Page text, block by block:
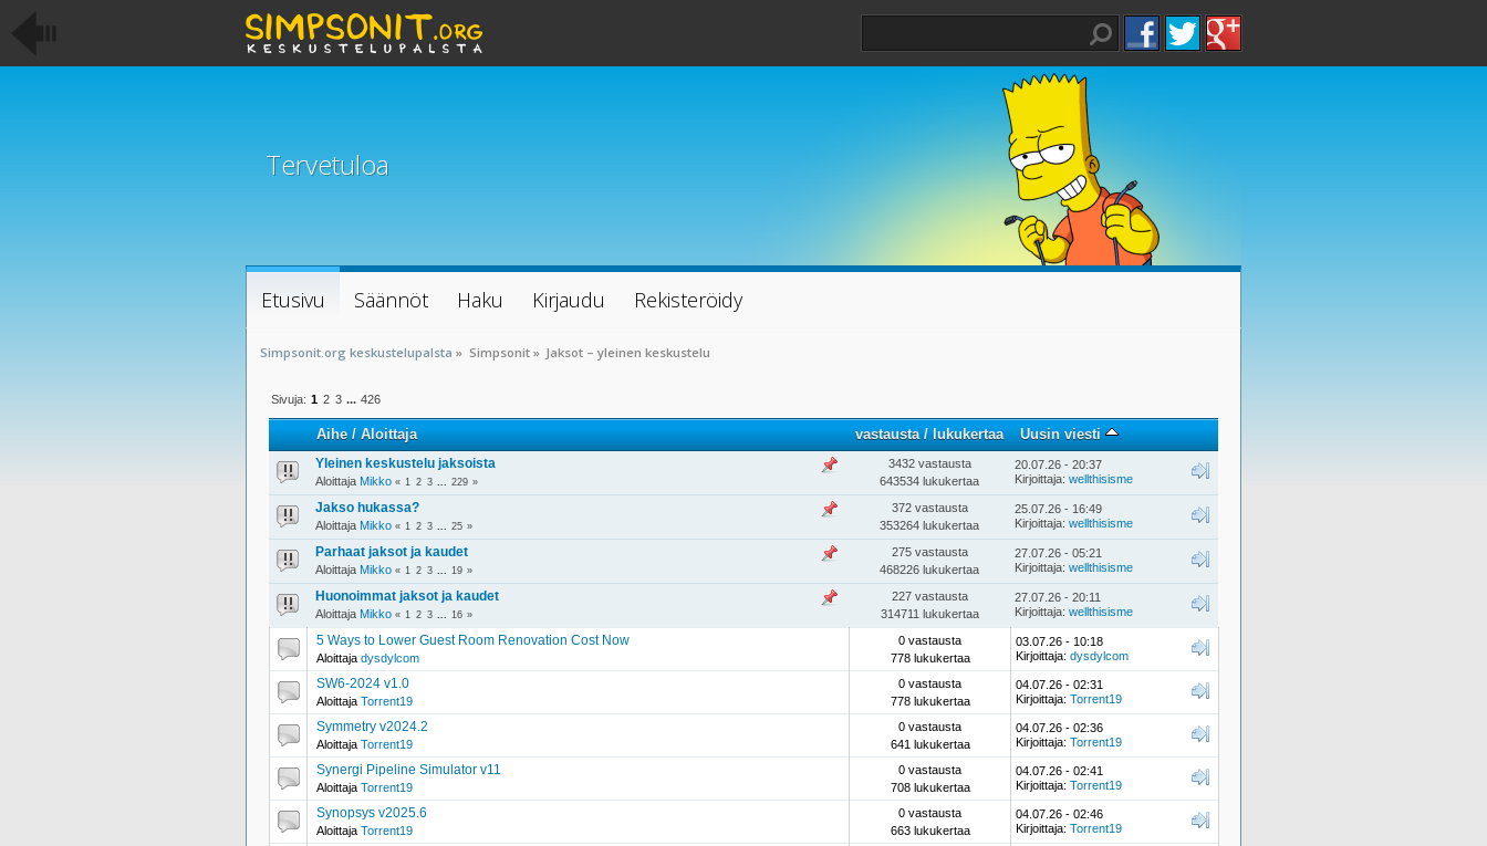
Tervetuloa
Etusivu Säännöt Haku Kirjaudu Rekisteröidy
Simpsonit.org keskustelupalsta » Simpsonit» Jaksot – yleinen keskustelu
Sivuja: 1 2 3 ... 426
Aihe/Aloittaja vastausta/lukukertaa Uusin viesti
Yleinen keskustelu jaksoista
Aloittaja Mikko « 1 2 3 229 »
3432 vastausta
643534 lukukertaa
20.07.26 - 20:37
Kirjoittaja: wellthisisme
Jakso hukassa?
Aloittaja Mikko « 1 2 3 25 »
372 vastausta
353264 lukukertaa
25.07.26 - 16:49
Kirjoittaja: wellthisisme
Parhaat jaksot ja kaudet
Aloittaja Mikko « 1 2 3 19 »
275 vastausta
468226 lukukertaa
27.07.26 - 05:21
Kirjoittaja: wellthisisme
Huonoimmat jaksot ja kaudet
Aloittaja Mikko « 1 2 3 16 »
227 vastausta
314711 lukukertaa
27.07.26 - 20:11
Kirjoittaja: wellthisisme
5 Ways to Lower Guest Room Renovation Cost Now
Aloittaja dysdylcom
0 vastausta
778 lukukertaa
03.07.26 - 10:18
Kirjoittaja: dysdylcom
SW6-2024 v1.0
Aloittaja Torrent19
0 vastausta
778 lukukertaa
04.07.26 - 02:31
Kirjoittaja: Torrent19
Symmetry v2024.2
Aloittaja Torrent19
0 vastausta
641 lukukertaa
04.07.26 - 02:36
Kirjoittaja: Torrent19
Synergi Pipeline Simulator v11
Aloittaja Torrent19
0 vastausta
708 lukukertaa
04.07.26 - 02:41
Kirjoittaja: Torrent19
Synopsys v2025.6
Aloittaja Torrent19
0 vastausta
663 lukukertaa
04.07.26 - 02:46
Kirjoittaja: Torrent19